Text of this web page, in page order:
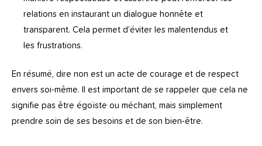
relations en instaurant un dialogue honnête et
transparent. Cela permet d’éviter les malentendus et
les frustrations.
En résumé, dire non est un acte de courage et de respect
envers soi-même. Il est important de se rappeler que cela ne
signifie pas être égoïste ou méchant, mais simplement
prendre soin de ses besoins et de son bien-être.